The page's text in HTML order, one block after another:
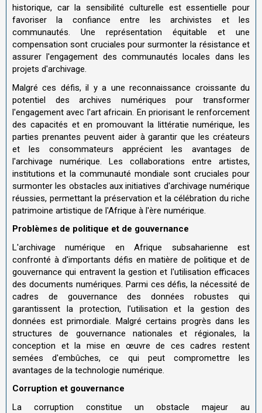
historique, car la sensibilité culturelle est essentielle pour
favoriser la confiance entre les archivistes et les
communautés. Une représentation équitable et une
compensation sont cruciales pour surmonter la résistance et
assurer l'engagement des communautés locales dans les
projets d'archivage.
Malgré ces défis, il y a une reconnaissance croissante du
potentiel des archives numériques pour transformer
l'engagement avec l'art africain. En priorisant le renforcement
des capacités et en promouvant la littératie numérique, les
parties prenantes peuvent aider à garantir que les créateurs
et les consommateurs apprécient les avantages de
l'archivage numérique. Les collaborations entre artistes,
institutions et la communauté mondiale sont cruciales pour
surmonter les obstacles aux initiatives d'archivage numérique
réussies, permettant la préservation et la célébration du riche
patrimoine artistique de l'Afrique à l'ère numérique.
Problèmes de politique et de gouvernance
L'archivage numérique en Afrique subsaharienne est
confronté à d'importants défis en matière de politique et de
gouvernance qui entravent la gestion et l'utilisation efficaces
des documents numériques. Parmi ces défis, la nécessité de
cadres de gouvernance des données robustes qui
garantissent la protection, l'utilisation et la gestion des
données est primordiale. Malgré certains progrès dans les
structures de gouvernance nationales et régionales, la
conception et la mise en œuvre de ces cadres restent
semées d'embûches, ce qui peut compromettre les
avantages de la technologie numérique.
Corruption et gouvernance
La corruption constitue un obstacle majeur au